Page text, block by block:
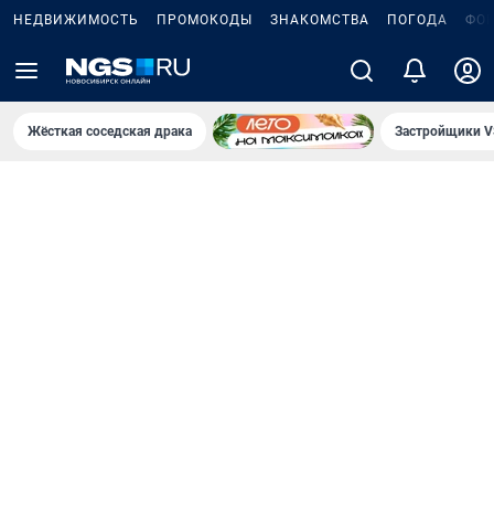
НЕДВИЖИМОСТЬ ПРОМОКОДЫ ЗНАКОМСТВА ПОГОДА
Жёсткая соседская драка Застройщики